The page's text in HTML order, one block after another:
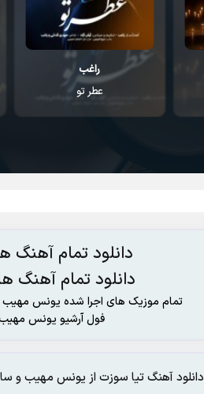
راغب
عطر تو
دانلود تمام آهنگ های سام
دانلود تمام آهنگ های یونس
تمام موزیک های اجرا شده یونس مهیب
فول آرشیو یونس
دانلود آهنگ تیا سوزت از یونس مهیب و